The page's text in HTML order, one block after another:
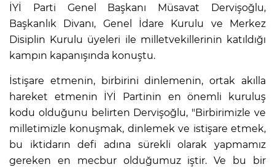
İYİ Parti Genel Başkanı Müsavat Dervişoğlu,
Başkanlık Divanı, Genel İdare Kurulu ve Merkez
Disiplin Kurulu üyeleri ile milletvekillerinin katıldığı
kampın kapanışında konuştu.
İstişare etmenin, birbirini dinlemenin, ortak akılla
hareket etmenin İYİ Partinin en önemli kuruluş
kodu olduğunu belirten Dervişoğlu, "Birbirimizle ve
milletimizle konuşmak, dinlemek ve istişare etmek,
bu iktidarın defi adına sürekli olarak yapmamız
gereken en mecbur olduğumuz iştir. Ve bu bir